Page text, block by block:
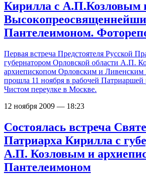
Кирилла с А.П.Козловым
Пантелеимоном.
Первая встреча Предстоятеля Русской
губернатором Орловской области А.П.
архиепископом Орловским и
прошла 11 ноября в рабочей Патриаршей
Чистом переулке в Москве.
12 ноября 2009 — 18:23
Состоялась встреча
Патриарха Кирилла с
А.П. Козловым и
Пантелеимоном